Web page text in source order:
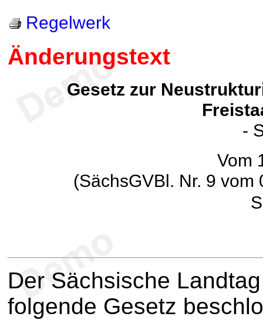
Regelwerk
Änderungstext
Gesetz zur
-
Vom
(SächsGVBl. Nr. 9
Der Sächsische
folgende Gesetz